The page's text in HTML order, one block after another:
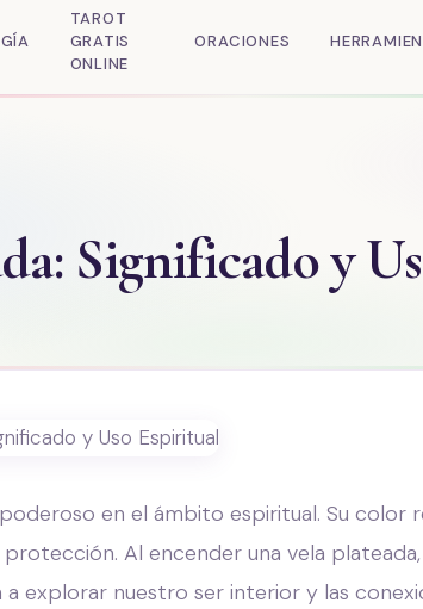
TAROT
GRATIS
ONLINE
ORACIONES
Significado y
en el ámbito espiritual. Su color
Al encender una vela
explorar nuestro ser interior y las